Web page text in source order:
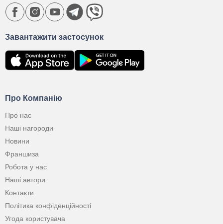
Про Компанію
Про нас
Наші нагороди
Новини
Франшиза
Робота у нас
Наші автори
Контакти
Політика конфіденційності
Угода користувача
Завантажити застосунок